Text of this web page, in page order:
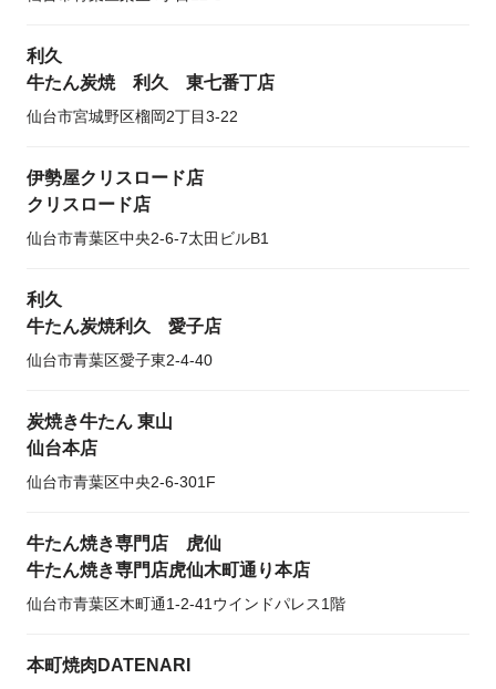
利久
牛たん炭焼 利久 東七番丁店
仙台市宮城野区榴岡2丁目3-22
伊勢屋クリスロード店
クリスロード店
仙台市青葉区中央2-6-7太田ビルB1
利久
牛たん炭焼利久 愛子店
仙台市青葉区愛子東2-4-40
炭焼き牛たん 東山
仙台本店
仙台市青葉区中央2-6-301F
牛たん焼き専門店 虎仙
牛たん焼き専門店虎仙木町通り本店
仙台市青葉区木町通1-2-41ウインドパレス1階
本町焼肉DATENARI